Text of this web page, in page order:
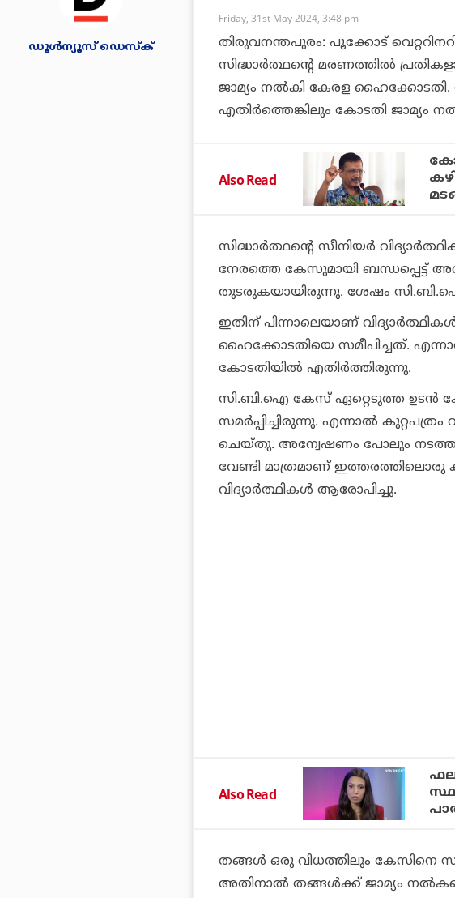
ഡൂള്‍ന്യൂസ് ഡെസ്‌ക്
Friday, 31st May 2024, 3:48 pm
തിരുവനന്തപുരം: പൂക്കോട്
സിദ്ധാര്‍ത്ഥന്റെ മരണത്തില്‍
ജാമ്യം നല്‍കി കേരള ഹൈക്കോടതി.
എതിര്‍ത്തെങ്കിലും കോടതി ജാമ്യം
Also Read
സിദ്ധാര്‍ത്ഥന്റെ സീനിയര്‍
നേരത്തെ കേസുമായി ബന്ധപ്പെട്ട്
തുടരുകയായിരുന്നു. ശേഷം
ഇതിന് പിന്നാലെയാണ്
ഹൈക്കോടതിയെ സമീപിച്ചത്.
കോടതിയില്‍ എതിര്‍ത്തിരുന്നു.
സി.ബി.ഐ കേസ് ഏറ്റെടുത്ത ഉടന്‍
സമര്‍പ്പിച്ചിരുന്നു. എന്നാല്‍
ചെയ്തു. അന്വേഷണം പോലും
വേണ്ടി മാത്രമാണ് ഇത്തരത്തിലൊരു
വിദ്യാര്‍ത്ഥികള്‍ ആരോപിച്ചു.
Also Read
തങ്ങള്‍ ഒരു വിധത്തിലും കേസിനെ
അതിനാല്‍ തങ്ങള്‍ക്ക് ജാമ്യം